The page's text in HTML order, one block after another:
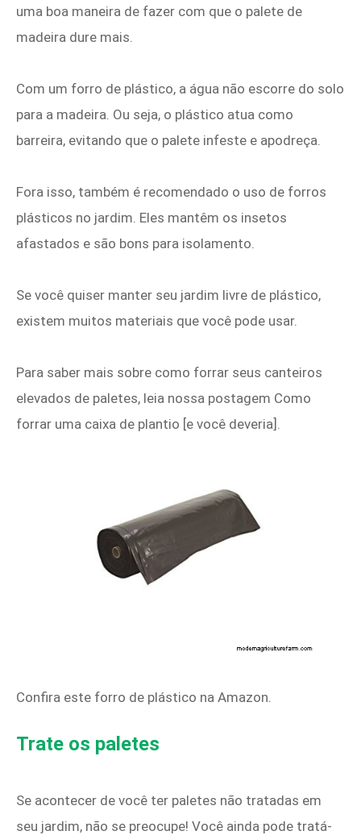
uma boa maneira de fazer com que o palete de
madeira dure mais.
Com um forro de plástico, a água não escorre do solo
para a madeira. Ou seja, o plástico atua como
barreira, evitando que o palete infeste e apodreça.
Fora isso, também é recomendado o uso de forros
plásticos no jardim. Eles mantêm os insetos
afastados e são bons para isolamento.
Se você quiser manter seu jardim livre de plástico,
existem muitos materiais que você pode usar.
Para saber mais sobre como forrar seus canteiros
elevados de paletes, leia nossa postagem Como
forrar uma caixa de plantio [e você deveria].
Confira este forro de plástico na Amazon.
Trate os paletes
Se acontecer de você ter paletes não tratadas em
seu jardim, não se preocupe! Você ainda pode tratá-